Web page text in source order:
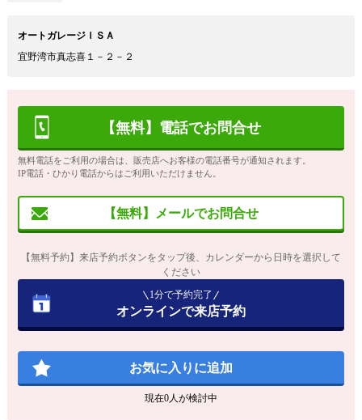
オートガレージＩＳＡ
宜野湾市真志喜１－２－２
【無料】電話でお問合せ
無料電話をご利用の場合は、販売店へお客様の電話番号が通知されます。
IP電話・ひかり電話からはご利用いただけません。
【無料】メールでお問合せ
【無料予約】来店予約ボタンをタップ後、カレンダーから日時を選択して
ください
1分で予約完了
オンラインで来店予約
お気に入りに追加
現在0人が検討中